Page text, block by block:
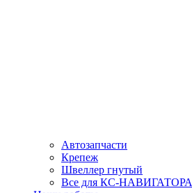
Автозапчасти
Крепеж
Швеллер гнутый
Все для КС-НАВИГАТОРА